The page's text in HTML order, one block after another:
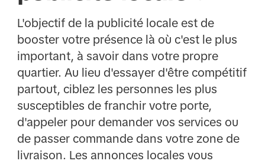
L'objectif de la publicité locale est de
booster votre présence là où c'est le plus
important, à savoir dans votre propre
quartier. Au lieu d'essayer d'être compétitif
partout, ciblez les personnes les plus
susceptibles de franchir votre porte,
d'appeler pour demander vos services ou
de passer commande dans votre zone de
livraison. Les annonces locales vous